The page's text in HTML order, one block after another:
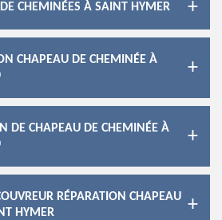
CHEMINÉES À SAINT HYMER
CHAPEAU DE CHEMINÉE À
DE CHAPEAU DE CHEMINÉE À
RÉPARATION CHAPEAU
HYMER